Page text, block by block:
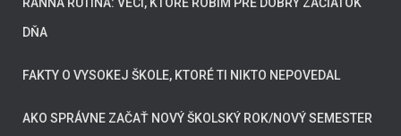
RANNÁ RUTINA: VECI, KTORÉ ROBÍM PRE DOBRÝ ZAČIATOK
DŇA
FAKTY O VYSOKEJ ŠKOLE, KTORÉ TI NIKTO NEPOVEDAL
AKO SPRÁVNE ZAČAŤ NOVÝ ŠKOLSKÝ ROK/NOVÝ SEMESTER